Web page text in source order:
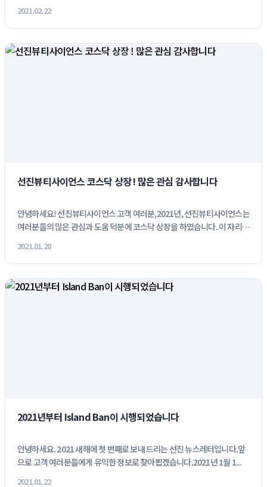
2021.02.22
선진뷰티사이언스 코스닥 상장 ! 많은 관심 감사합니다
안녕하세요! 선진뷰티사이언스 고객 여러분,2021년, 선진뷰티사이언스는
여러분들의 많은 관심과 도움 덕분에 코스닥 상장을 하였습니다. 이 자리
2021.01.28
2021년부터 Island Ban이 시행되었습니다
안녕하세요. 2021 새해에 첫 번째로 보내 드리는 선진 뉴스레터입니다.앞
으로 고객 여러분들에게 유익한 정보로 찾아뵙겠습니다.2021년 1월 1...
2021.01.22